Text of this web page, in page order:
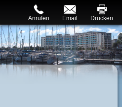
Anrufen Email Drucken